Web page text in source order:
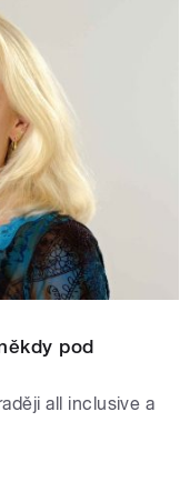
pod
all inclusive a